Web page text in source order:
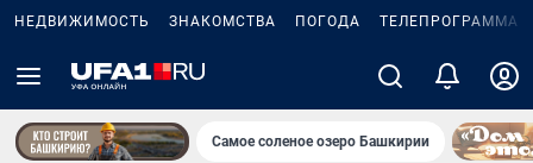
НЕДВИЖИМОСТЬ ЗНАКОМСТВА ПОГОДА ТЕЛЕПРОГРАММА
Самое соленое озеро Башкирии